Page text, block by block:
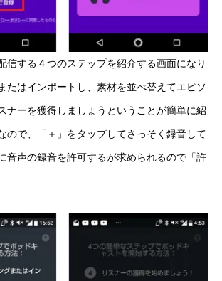
信する４つのステップを紹介する画面になり
たはインポートし、素材を並べ替えてエピソ
ナーを獲得しましょうということが簡単に紹
ので、「＋」をタップしてさっそく録音して
音声の録音を許可するが求められるので「許